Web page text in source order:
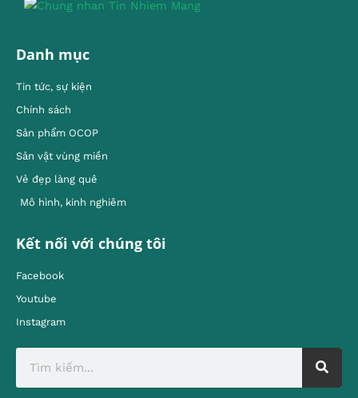
Danh mục
Tin tức, sự kiện
Chính sách
Sản phẩm OCOP
Sản vật vùng miền
Vẻ đẹp làng quê
Mô hình, kinh nghiêm
Kết nối với chúng tôi
Facebook
Youtube
Instagram